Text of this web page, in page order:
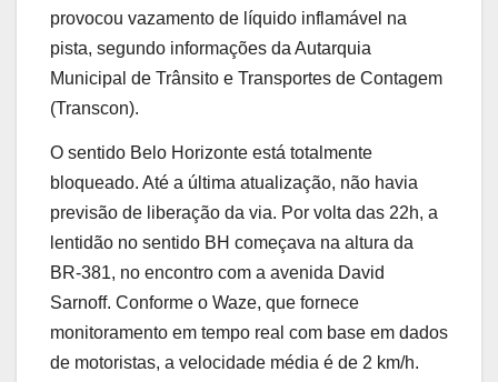
provocou vazamento de líquido inflamável na
pista, segundo informações da Autarquia
Municipal de Trânsito e Transportes de Contagem
(Transcon).
O sentido Belo Horizonte está totalmente
bloqueado. Até a última atualização, não havia
previsão de liberação da via. Por volta das 22h, a
lentidão no sentido BH começava na altura da
BR-381, no encontro com a avenida David
Sarnoff. Conforme o Waze, que fornece
monitoramento em tempo real com base em dados
de motoristas, a velocidade média é de 2 km/h.